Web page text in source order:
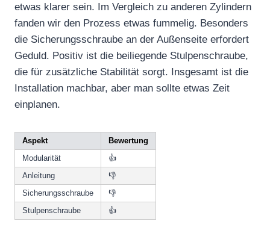
etwas klarer sein. Im Vergleich zu anderen Zylindern
fanden wir den Prozess etwas fummelig. Besonders
die Sicherungsschraube an der Außenseite erfordert
Geduld. Positiv ist die beiliegende Stulpenschraube,
die für zusätzliche Stabilität sorgt. Insgesamt ist die
Installation machbar, aber man sollte etwas Zeit
einplanen.
Aspekt
Bewertung
Modularität
👍
Anleitung
👎
Sicherungsschraube
👎
Stulpenschraube
👍